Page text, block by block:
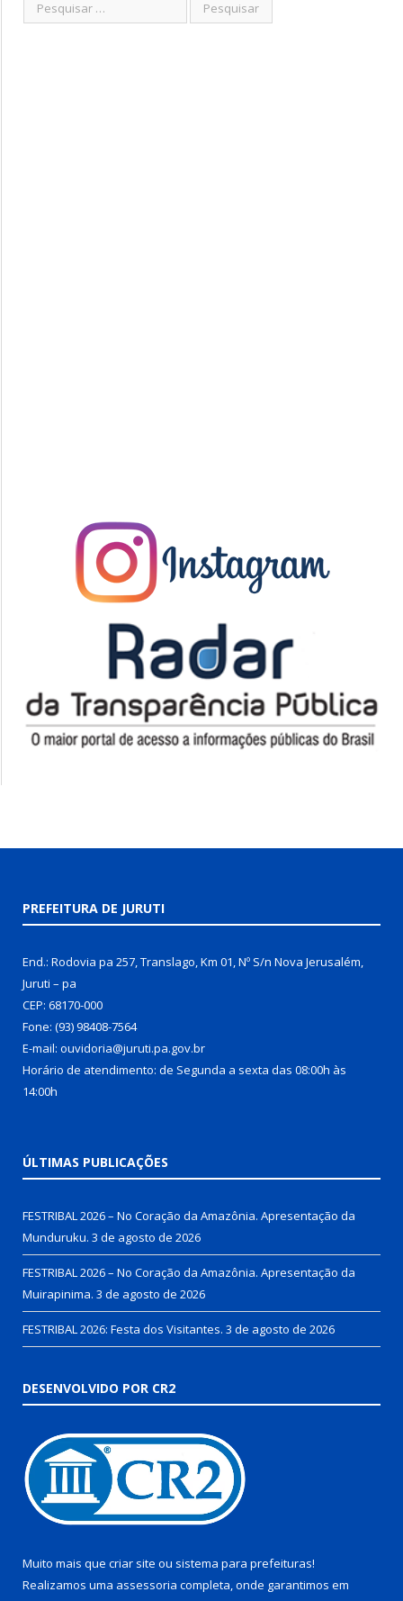
PREFEITURA DE JURUTI
End.: Rodovia pa 257, Translago, Km 01, Nº S/n Nova Jerusalém,
Juruti – pa
CEP: 68170-000
Fone: (93) 98408-7564
E-mail: ouvidoria@juruti.pa.gov.br
Horário de atendimento: de Segunda a sexta das 08:00h às
14:00h
ÚLTIMAS PUBLICAÇÕES
FESTRIBAL 2026 – No Coração da Amazônia. Apresentação da
Munduruku. 3 de agosto de 2026
FESTRIBAL 2026 – No Coração da Amazônia. Apresentação da
Muirapinima. 3 de agosto de 2026
FESTRIBAL 2026: Festa dos Visitantes. 3 de agosto de 2026
DESENVOLVIDO POR CR2
Muito mais que criar site ou sistema para prefeituras!
Realizamos uma assessoria completa, onde garantimos em